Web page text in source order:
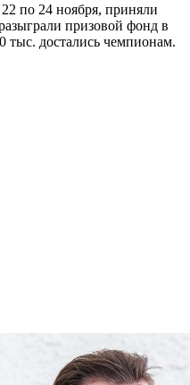
по 24 ноября, приняли
призовой фонд в
тыс. достались чемпионам.